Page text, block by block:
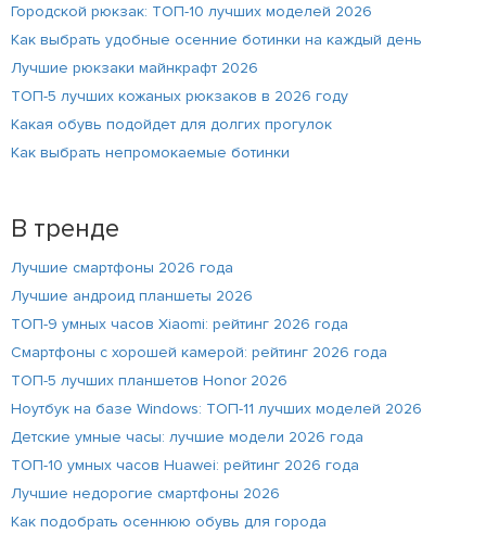
Городской рюкзак: ТОП-10 лучших моделей 2026
Как выбрать удобные осенние ботинки на каждый день
Лучшие рюкзаки майнкрафт 2026
ТОП-5 лучших кожаных рюкзаков в 2026 году
Какая обувь подойдет для долгих прогулок
Как выбрать непромокаемые ботинки
В тренде
Лучшие смартфоны 2026 года
Лучшие андроид планшеты 2026
ТОП-9 умных часов Xiaomi: рейтинг 2026 года
Смартфоны с хорошей камерой: рейтинг 2026 года
ТОП-5 лучших планшетов Honor 2026
Ноутбук на базе Windows: ТОП-11 лучших моделей 2026
Детские умные часы: лучшие модели 2026 года
ТОП-10 умных часов Huawei: рейтинг 2026 года
Лучшие недорогие смартфоны 2026
Как подобрать осеннюю обувь для города